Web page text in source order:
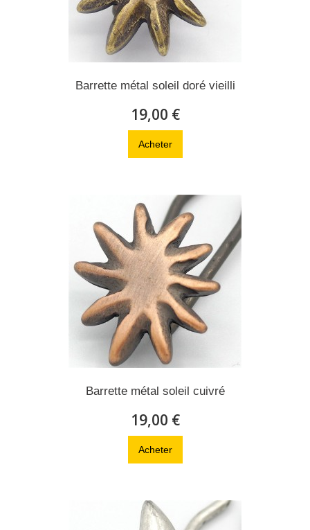
Barrette métal soleil doré vieilli
19,00 €
Acheter
Barrette métal soleil cuivré
19,00 €
Acheter